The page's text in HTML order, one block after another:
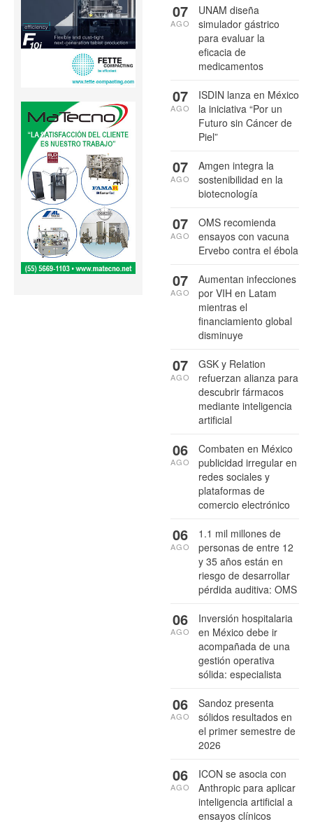
UNAM diseña
simulador gástrico
para evaluar la
eficacia de
medicamentos
07
AGO
ISDIN lanza en México
la iniciativa “Por un
Futuro sin Cáncer de
Piel”
07
AGO
Amgen integra la
sostenibilidad en la
biotecnología
07
AGO
OMS recomienda
ensayos con vacuna
Ervebo contra el ébola
07
AGO
Aumentan infecciones
por VIH en Latam
mientras el
financiamiento global
disminuye
07
AGO
GSK y Relation
refuerzan alianza para
descubrir fármacos
mediante inteligencia
artificial
07
AGO
Combaten en México
publicidad irregular en
redes sociales y
plataformas de
comercio electrónico
06
AGO
1.1 mil millones de
personas de entre 12
y 35 años están en
riesgo de desarrollar
pérdida auditiva: OMS
06
AGO
Inversión hospitalaria
en México debe ir
acompañada de una
gestión operativa
sólida: especialista
06
AGO
Sandoz presenta
sólidos resultados en
el primer semestre de
2026
06
AGO
ICON se asocia con
Anthropic para aplicar
inteligencia artificial a
ensayos clínicos
06
AGO